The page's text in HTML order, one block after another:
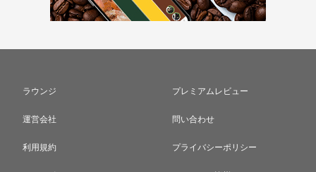
ラウンジ プレミアムレビュー
運営会社 問い合わせ
利用規約 プライバシーポリシー